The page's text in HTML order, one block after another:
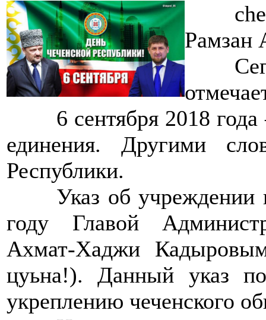
Рамзан
6 сентября 2018
единения. Другими
Республики.
Указ об учреждении
году Главой
Ахмат-Хаджи
цуьна!). Данный указ
укреплению чеченского